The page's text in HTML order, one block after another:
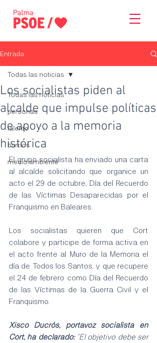
Entrada
Todas las noticias
personas
talento
barrios
medio ambiente
Todas las noticias
Los socialistas piden al
alcalde que impulse políticas
de apoyo a la memoria
histórica
El grupo socialista ha enviado una carta
al alcalde solicitando que organice un
acto el 29 de octubre, Día del Recuerdo
de las Víctimas Desaparecidas por el
Franquismo en Baleares.
Los socialistas quieren que Cort
colabore y participe de forma activa en
el acto frente al Muro de la Memoria el
día de Todos los Santos, y que recupere
el 24 de febrero como Día del Recuerdo
de las Víctimas de la Guerra Civil y el
Franquismo.
Xisco Ducrós, portavoz socialista en
Cort, ha declarado: “El objetivo debe ser